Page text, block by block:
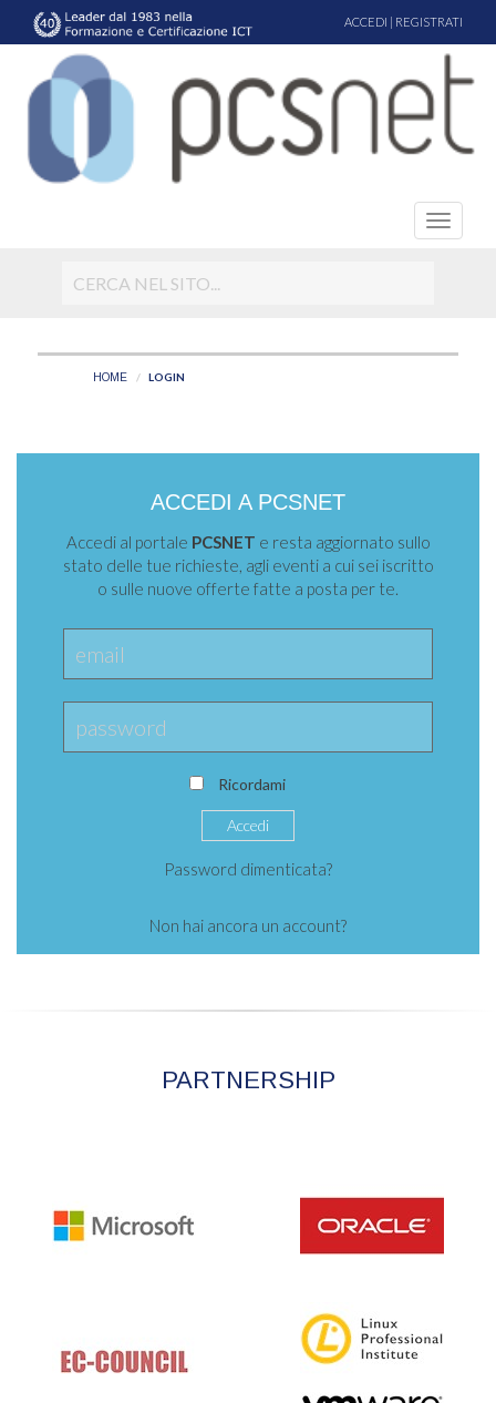
ACCEDI | REGISTRATI
HOME LOGIN
ACCEDI A PCSNET
Accedi al portale PCSNET e resta aggiornato sullo
stato delle tue richieste, agli eventi a cui sei iscritto
o sulle nuove offerte fatte a posta per te.
Ricordami
Password dimenticata?
Non hai ancora un account?
PARTNERSHIP